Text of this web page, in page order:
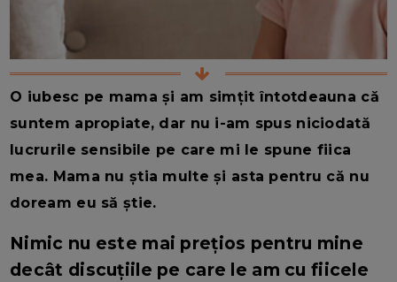
O iubesc pe mama și am simțit întotdeauna că
suntem apropiate, dar nu i-am spus niciodată
lucrurile sensibile pe care mi le spune fiica
mea. Mama nu știa multe și asta pentru că nu
doream eu să știe.
Nimic nu este mai prețios pentru mine
decât discuțiile pe care le am cu fiicele